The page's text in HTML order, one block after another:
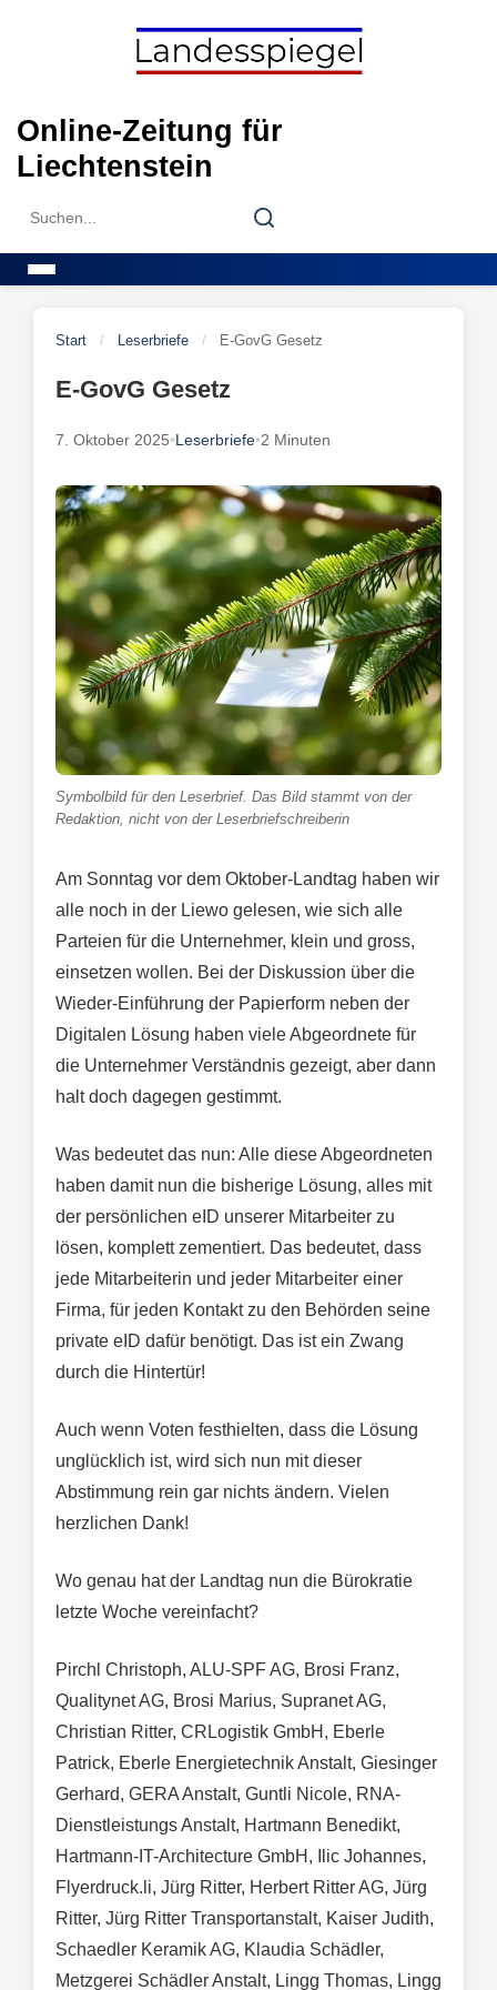
Online-Zeitung für
Liechtenstein
Search
Search
Start / Leserbriefe / E-GovG Gesetz
E-GovG Gesetz
7. Oktober 2025•Leserbriefe•2 Minuten
Symbolbild für den Leserbrief. Das Bild stammt von der
Redaktion, nicht von der Leserbriefschreiberin
Am Sonntag vor dem Oktober-Landtag haben wir
alle noch in der Liewo gelesen, wie sich alle
Parteien für die Unternehmer, klein und gross,
einsetzen wollen. Bei der Diskussion über die
Wieder-Einführung der Papierform neben der
Digitalen Lösung haben viele Abgeordnete für
die Unternehmer Verständnis gezeigt, aber dann
halt doch dagegen gestimmt.
Was bedeutet das nun: Alle diese Abgeordneten
haben damit nun die bisherige Lösung, alles mit
der persönlichen eID unserer Mitarbeiter zu
lösen, komplett zementiert. Das bedeutet, dass
jede Mitarbeiterin und jeder Mitarbeiter einer
Firma, für jeden Kontakt zu den Behörden seine
private eID dafür benötigt. Das ist ein Zwang
durch die Hintertür!
Auch wenn Voten festhielten, dass die Lösung
unglücklich ist, wird sich nun mit dieser
Abstimmung rein gar nichts ändern. Vielen
herzlichen Dank!
Wo genau hat der Landtag nun die Bürokratie
letzte Woche vereinfacht?
Pirchl Christoph, ALU-SPF AG, Brosi Franz,
Qualitynet AG, Brosi Marius, Supranet AG,
Christian Ritter, CRLogistik GmbH, Eberle
Patrick, Eberle Energietechnik Anstalt, Giesinger
Gerhard, GERA Anstalt, Guntli Nicole, RNA-
Dienstleistungs Anstalt, Hartmann Benedikt,
Hartmann-IT-Architecture GmbH, Ilic Johannes,
Flyerdruck.li, Jürg Ritter, Herbert Ritter AG, Jürg
Ritter, Jürg Ritter Transportanstalt, Kaiser Judith,
Schaedler Keramik AG, Klaudia Schädler,
Metzgerei Schädler Anstalt, Lingg Thomas, Lingg